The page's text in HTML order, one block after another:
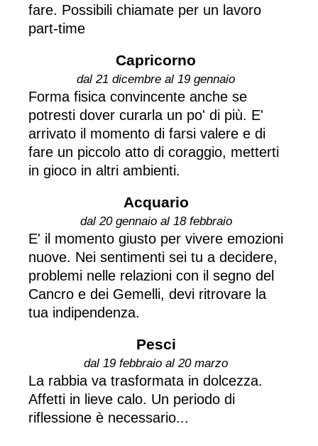
fare. Possibili chiamate per un lavoro
part-time
Capricorno
dal 21 dicembre al 19 gennaio
Forma fisica convincente anche se
potresti dover curarla un po' di più. E'
arrivato il momento di farsi valere e di
fare un piccolo atto di coraggio, metterti
in gioco in altri ambienti.
Acquario
dal 20 gennaio al 18 febbraio
E' il momento giusto per vivere emozioni
nuove. Nei sentimenti sei tu a decidere,
problemi nelle relazioni con il segno del
Cancro e dei Gemelli, devi ritrovare la
tua indipendenza.
Pesci
dal 19 febbraio al 20 marzo
La rabbia va trasformata in dolcezza.
Affetti in lieve calo. Un periodo di
riflessione è necessario...